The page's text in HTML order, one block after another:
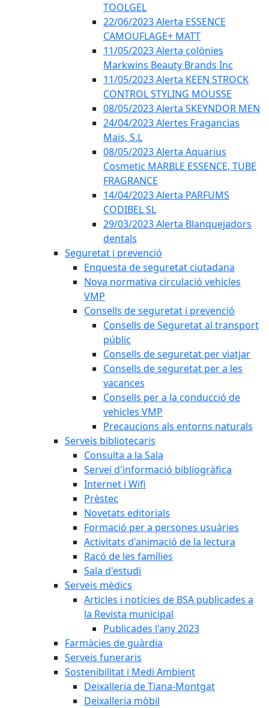
TOOLGEL
22/06/2023 Alerta ESSENCE
CAMOUFLAGE+ MATT
11/05/2023 Alerta colònies
Markwins Beauty Brands Inc
11/05/2023 Alerta KEEN STROCK
CONTROL STYLING MOUSSE
08/05/2023 Alerta SKEYNDOR MEN
24/04/2023 Alertes Fragancias
Mais, S.L
08/05/2023 Alerta Aquarius
Cosmetic MARBLE ESSENCE, TUBE
FRAGRANCE
14/04/2023 Alerta PARFUMS
CODIBEL SL
29/03/2023 Alerta Blanquejadors
dentals
Seguretat i prevenció
Enquesta de seguretat ciutadana
Nova normativa circulació vehicles
VMP
Consells de seguretat i prevenció
Consells de Seguretat al transport
públic
Consells de seguretat per viatjar
Consells de seguretat per a les
vacances
Consells per a la conducció de
vehicles VMP
Precaucions als entorns naturals
Serveis bibliotecaris
Consulta a la Sala
Servei d'informació bibliogràfica
Internet i Wifi
Prèstec
Novetats editorials
Formació per a persones usuàries
Activitats d'animació de la lectura
Racó de les famílies
Sala d'estudi
Serveis mèdics
Articles i notícies de BSA publicades a
la Revista municipal
Publicades l'any 2023
Farmàcies de guàrdia
Serveis funeraris
Sostenibilitat i Medi Ambient
Deixalleria de Tiana-Montgat
Deixalleria mòbil